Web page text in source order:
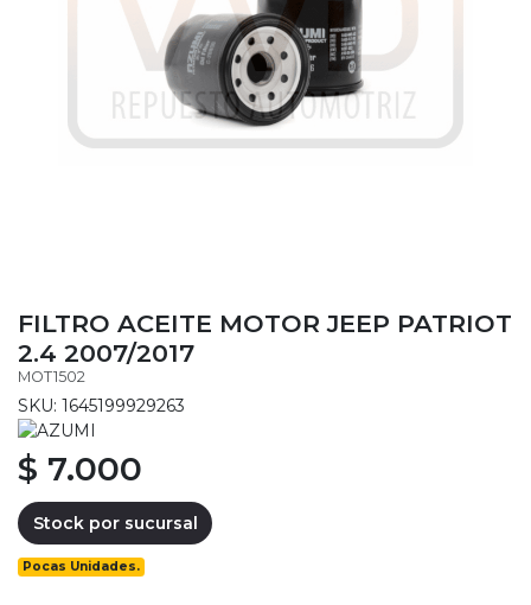
FILTRO ACEITE MOTOR JEEP PATRIOT
2.4 2007/2017
MOT1502
SKU: 1645199929263
$ 7.000
Stock por sucursal
Pocas Unidades.